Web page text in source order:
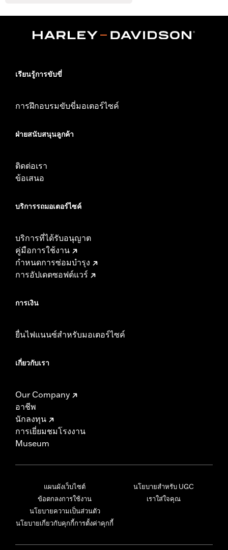
เรียนรู้การขับขี่
การฝึกอบรมขับขี่มอเตอร์ไซค์
ฝ่ายสนับสนุนลูกค้า
ติดต่อเรา
ข้อเสนอ
บริการรถมอเตอร์ไซค์​
บริการที่ได้รับอนุญาต
คู่มือการใช้งาน
กำหนดการซ่อมบำรุง
การอัปเดตซอฟต์แวร์
การเงิน
ยื่นไฟแนนซ์สำหรับมอเตอร์ไซค์
เกี่ยวกับเรา
Our Company
อาชีพ
นักลงทุน
การเยี่ยมชมโรงงาน
Museum
แผนผังเว็บไซต์
ข้อตกลงการใช้งาน
นโยบายความเป็นส่วนตัว
นโยบายเกี่ยวกับคุกกี้การตั้งค่าคุกกี้
นโยบายสำหรับ UGC
เราใส่ใจคุณ